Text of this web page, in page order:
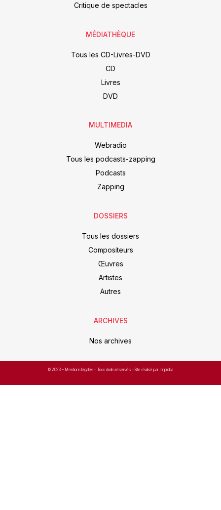
Critique de spectacles
MÉDIATHÈQUE
Tous les CD-Livres-DVD
CD
Livres
DVD
MULTIMEDIA
Webradio
Tous les podcasts-zapping
Podcasts
Zapping
DOSSIERS
Tous les dossiers
Compositeurs
Œuvres
Artistes
Autres
ARCHIVES
Nos archives
© 2023 – Mentions légales – Tous droits réservés – Site réalisé par Improba